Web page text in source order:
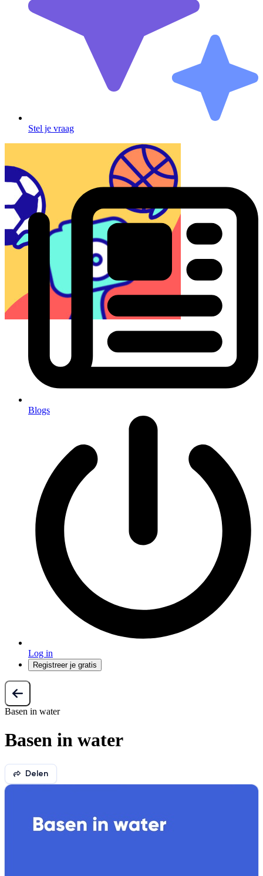
Stel je vraag
Blogs
Log in
Registreer je gratis
Basen in water
Basen in water
Delen